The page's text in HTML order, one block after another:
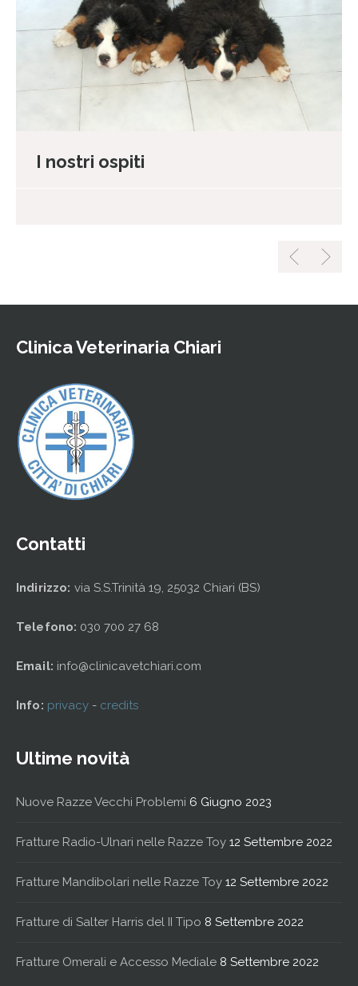
I nostri ospiti
Clinica Veterinaria Chiari
Contatti
Indirizzo: via S.S.Trinità 19, 25032 Chiari (BS)
Telefono: 030 700 27 68
Email: info@clinicavetchiari.com
Info: privacy - credits
Ultime novità
Nuove Razze Vecchi Problemi 6 Giugno 2023
Fratture Radio-Ulnari nelle Razze Toy 12 Settembre 2022
Fratture Mandibolari nelle Razze Toy 12 Settembre 2022
Fratture di Salter Harris del II Tipo 8 Settembre 2022
Fratture Omerali e Accesso Mediale 8 Settembre 2022